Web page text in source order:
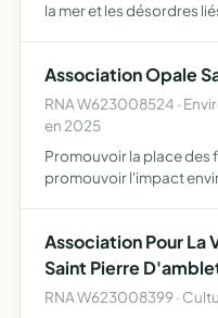
la mer et les désordres
pour …
Association Opale
RNA W623008524 ·
en 2025
Promouvoir la place des
promouvoir l'impact
Association Pour La
Saint Pierre
RNA W623008399 ·